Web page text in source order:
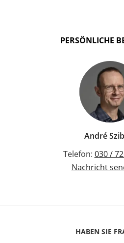
PERSÖNLICHE
André
Telefon: 030 /
Nachricht
HABEN SIE